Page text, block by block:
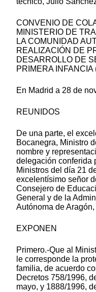
CONVENIO DE
MINISTERIO DE
LA COMUNIDAD
REALIZACIÓN DE
DESARROLLO DE
PRIMERA
En Madrid a 28 de
REUNIDOS
De una parte, el
Bocanegra, Ministro
nombre y
delegación conferida
Ministros del día 21
excelentísimo señor
Consejero de
General y de la
Autónoma de Aragón,
EXPONEN
Primero.-Que al
le corresponde la
familia, de acuerdo
Decretos 758/1996,
mayo, y 1888/1996,